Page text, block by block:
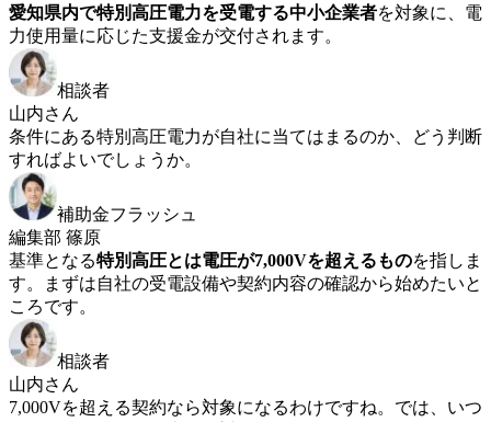
愛知県内で特別高圧電力を受電する中小企業者を対象に、電
力使用量に応じた支援金が交付されます。
相談者
山内さん
条件にある特別高圧電力が自社に当てはまるのか、どう判断
すればよいでしょうか。
補助金フラッシュ
編集部 篠原
基準となる特別高圧とは電圧が7,000Vを超えるものを指しま
す。まずは自社の受電設備や契約内容の確認から始めたいと
ころです。
相談者
山内さん
7,000Vを超える契約なら対象になるわけですね。では、いつ